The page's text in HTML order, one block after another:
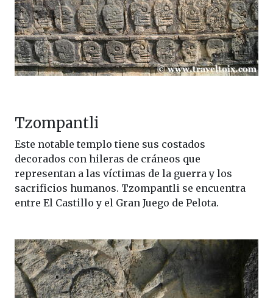
Tzompantli
Este notable templo tiene sus costados
decorados con hileras de cráneos que
representan a las víctimas de la guerra y los
sacrificios humanos. Tzompantli se encuentra
entre El Castillo y el Gran Juego de Pelota.